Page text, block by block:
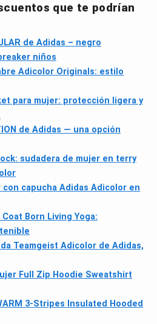
que te podrían
de Adidas – negro
niños
Adicolor Originals: estilo
para mujer: protección ligera y
de Adidas — una opción
sudadera de mujer en terry
capucha Adidas Adicolor en
Born Living Yoga:
Teamgeist Adicolor de Adidas,
Full Zip Hoodie Sweatshirt
3-Stripes Insulated Hooded